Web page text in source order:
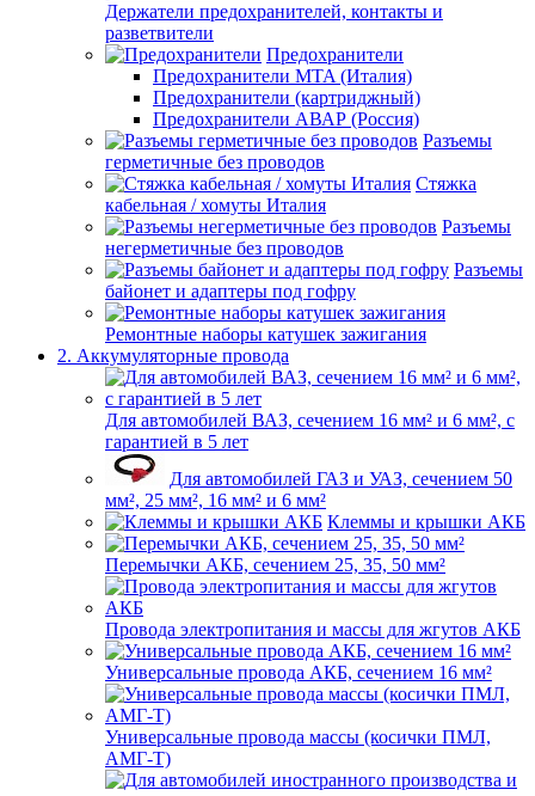
Держатели предохранителей, контакты и
разветвители
Предохранители
Предохранители MTA (Италия)
Предохранители (картриджный)
Предохранители АВАР (Россия)
Разъемы
герметичные без проводов
Стяжка
кабельная / хомуты Италия
Разъемы
негерметичные без проводов
Разъемы
байонет и адаптеры под гофру
Ремонтные наборы катушек зажигания
2. Аккумуляторные провода
Для автомобилей ВАЗ, сечением 16 мм² и 6 мм², с
гарантией в 5 лет
Для автомобилей ГАЗ и УАЗ, сечением 50
мм², 25 мм², 16 мм² и 6 мм²
Клеммы и крышки АКБ
Перемычки АКБ, сечением 25, 35, 50 мм²
Провода электропитания и массы для жгутов АКБ
Универсальные провода АКБ, сечением 16 мм²
Универсальные провода массы (косички ПМЛ,
АМГ-Т)